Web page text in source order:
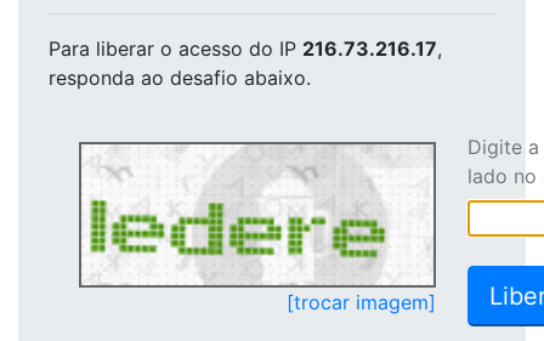
Para liberar o acesso do IP 216.73.216.17,
responda ao desafio abaixo.
[trocar imagem]
Digite
lado no